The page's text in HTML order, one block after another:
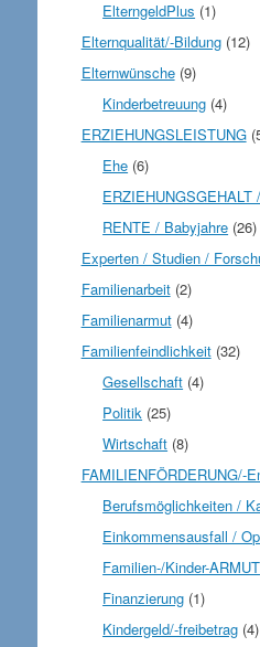
ElterngeldPlus (1)
Elternqualität/-Bildung(12)
Elternwünsche(9)
Kinderbetreuung (4)
ERZIEHUNGSLEISTUNG
Ehe (6)
ERZIEHUNGSGEHALT
RENTE / Babyjahre (26)
Experten / Studien /
Familienarbeit(2)
Familienarmut(4)
Familienfeindlichkeit(32)
Gesellschaft (4)
Politik (25)
Wirtschaft (8)
FAMILIENFÖRDERUNG/-
Berufsmöglichkeiten /
Einkommensausfall /
Familien-/Kinder-ARMUT
Finanzierung (1)
Kindergeld/-freibetrag (4)